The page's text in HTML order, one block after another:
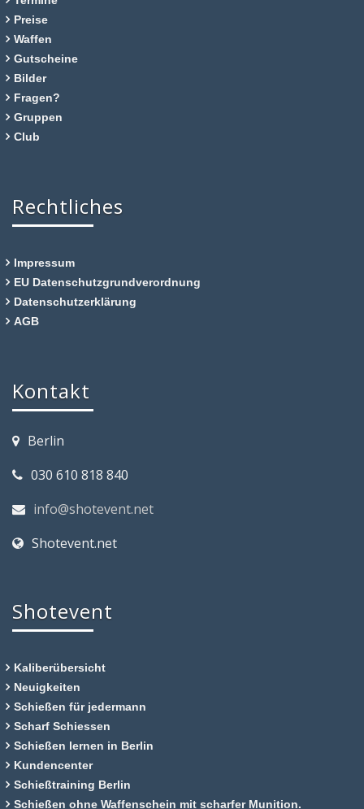
Preise
Waffen
Gutscheine
Bilder
Fragen?
Gruppen
Club
Rechtliches
Impressum
EU Datenschutzgrundverordnung
Datenschutzerklärung
AGB
Kontakt
Berlin
030 610 818 840
info@shotevent.net
Shotevent.net
Shotevent
Kaliberübersicht
Neuigkeiten
Schießen für jedermann
Scharf Schiessen
Schießen lernen in Berlin
Kundencenter
Schießtraining Berlin
Schießen ohne Waffenschein mit scharfer Munition.